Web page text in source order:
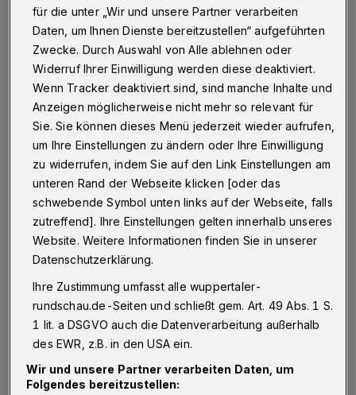
14.12.2016 , 20:55 Uhr Eine Minute Lesezeit
D ie Mahnwache findet am Mittwoch (28.
Dezember 2016) ab 18 Uhr an der
Wuppertaler Graffiti-Krippe auf dem
Laurentiusplatz in Elberfeld statt.
In der römisch-katholischen Tradition wird
an diesem Tag das Fest der unschuldigen
Kinder, das an den Kindermord Herodes' des
Großen in Bethlehem erinnert, gefeiert. "Die
für die unter „Wir und unsere Partner verarbeiten
Daten, um Ihnen Dienste bereitzustellen“ aufgeführten
Zwecke. Durch Auswahl von Alle ablehnen oder
Widerruf Ihrer Einwilligung werden diese deaktiviert.
Wenn Tracker deaktiviert sind, sind manche Inhalte und
Anzeigen möglicherweise nicht mehr so relevant für
Sie. Sie können dieses Menü jederzeit wieder aufrufen,
um Ihre Einstellungen zu ändern oder Ihre Einwilligung
zu widerrufen, indem Sie auf den Link Einstellungen am
unteren Rand der Webseite klicken [oder das
schwebende Symbol unten links auf der Webseite, falls
zutreffend]. Ihre Einstellungen gelten innerhalb unseres
Website. Weitere Informationen finden Sie in unserer
Datenschutzerklärung.
Ihre Zustimmung umfasst alle wuppertaler-
rundschau.de-Seiten und schließt gem. Art. 49 Abs. 1 S.
1 lit. a DSGVO auch die Datenverarbeitung außerhalb
des EWR, z.B. in den USA ein.
Wir und unsere Partner verarbeiten Daten, um
Folgendes bereitzustellen: